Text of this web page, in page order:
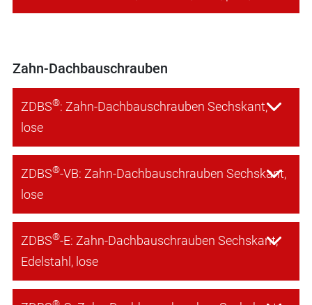
Zahn-Dachbauschrauben
ZDBS®: Zahn-Dachbauschrauben Sechskant,
lose
ZDBS®-VB: Zahn-Dachbauschrauben Sechskant,
lose
ZDBS®-E: Zahn-Dachbauschrauben Sechskant,
Edelstahl, lose